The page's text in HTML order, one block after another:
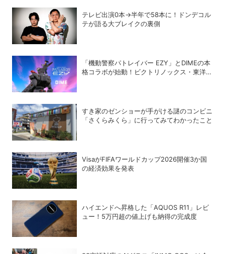
テレビ出演0本→半年で58本に！ドンデコル
テが語る大ブレイクの裏側
「機動警察パトレイバー EZY」とDIMEの本
格コラボが始動！ビクトリノックス・東洋ス
すき家のゼンショーが手がける謎のコンビニ
「さくらみくら」に行ってみてわかったこと
VisaがFIFAワールドカップ2026開催3か国
の経済効果を発表
ハイエンドへ昇格した「AQUOS R11」レビ
ュー！5万円超の値上げも納得の完成度